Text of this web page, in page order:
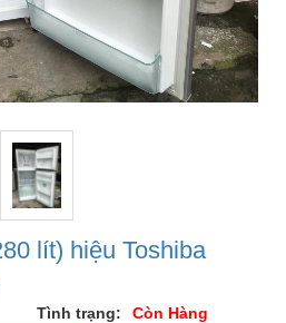
lít) hiệu Toshiba
Tình trạng: Còn Hàng